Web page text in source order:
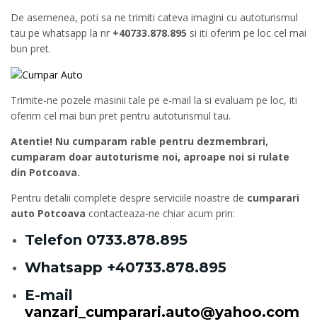
De asemenea, poti sa ne trimiti cateva imagini cu autoturismul
tau pe whatsapp la nr +40733.878.895 si iti oferim pe loc cel mai
bun pret.
Trimite-ne pozele masinii tale pe e-mail la si evaluam pe loc, iti
oferim cel mai bun pret pentru autoturismul tau.
Atentie! Nu cumparam rable pentru dezmembrari,
cumparam doar autoturisme noi, aproape noi si rulate
din Potcoava.
Pentru detalii complete despre serviciile noastre de cumparari
auto Potcoava contacteaza-ne chiar acum prin:
Telefon 0733.878.895
Whatsapp +40733.878.895
E-mail
vanzari_cumparari.auto@yahoo.com